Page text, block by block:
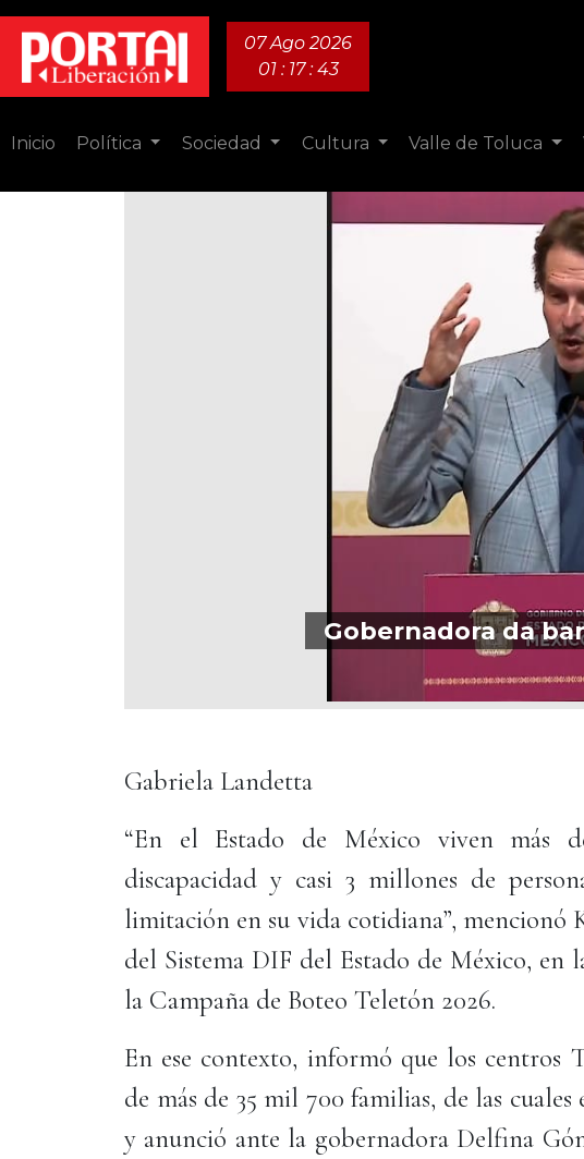
07 Ago 2026
01 : 17 : 44
Inicio Política Sociedad Cultura Valle de Toluca
Gobernadora da
Gabriela Landetta
“En el Estado de México viven más
discapacidad y casi 3 millones de
limitación en su vida cotidiana”, mencionó
del Sistema DIF del Estado de México, en
la Campaña de Boteo Teletón 2026.
En ese contexto, informó que los centros
de más de 35 mil 700 familias, de las
y anunció ante la gobernadora Delfina